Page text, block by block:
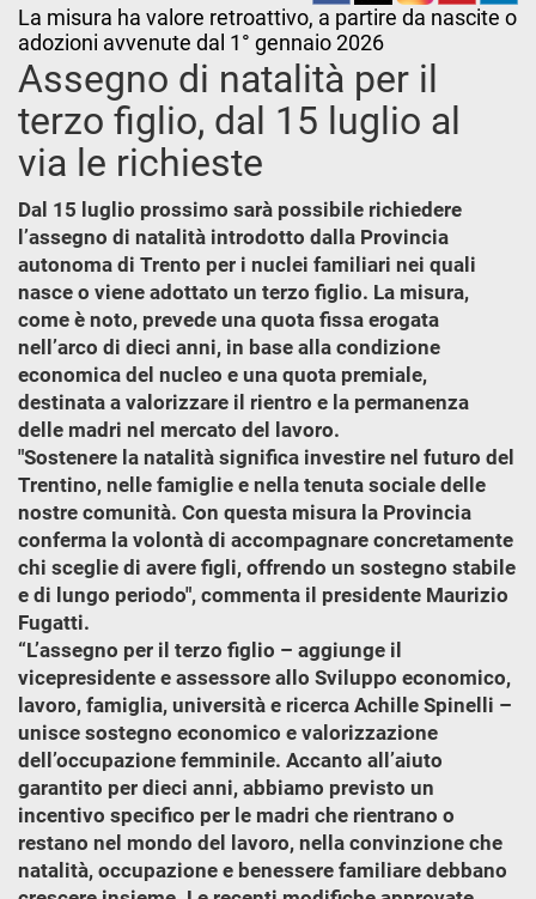
La misura ha valore retroattivo, a partire da nascite o
adozioni avvenute dal 1° gennaio 2026
Assegno di natalità per il
terzo figlio, dal 15 luglio al
via le richieste
Dal 15 luglio prossimo sarà possibile richiedere
l’assegno di natalità introdotto dalla Provincia
autonoma di Trento per i nuclei familiari nei quali
nasce o viene adottato un terzo figlio. La misura,
come è noto, prevede una quota fissa erogata
nell’arco di dieci anni, in base alla condizione
economica del nucleo e una quota premiale,
destinata a valorizzare il rientro e la permanenza
delle madri nel mercato del lavoro.
"Sostenere la natalità significa investire nel futuro del
Trentino, nelle famiglie e nella tenuta sociale delle
nostre comunità. Con questa misura la Provincia
conferma la volontà di accompagnare concretamente
chi sceglie di avere figli, offrendo un sostegno stabile
e di lungo periodo", commenta il presidente Maurizio
Fugatti.
“L’assegno per il terzo figlio – aggiunge il
vicepresidente e assessore allo Sviluppo economico,
lavoro, famiglia, università e ricerca Achille Spinelli –
unisce sostegno economico e valorizzazione
dell’occupazione femminile. Accanto all’aiuto
garantito per dieci anni, abbiamo previsto un
incentivo specifico per le madri che rientrano o
restano nel mondo del lavoro, nella convinzione che
natalità, occupazione e benessere familiare debbano